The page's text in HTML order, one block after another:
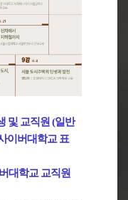
및 교직원 (일반
이버대학교 표
대학교 교직원